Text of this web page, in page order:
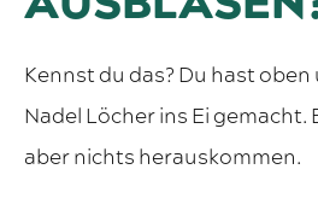
Kennst du das? Du hast
Nadel Löcher ins Ei gemacht.
aber nichts herauskommen.